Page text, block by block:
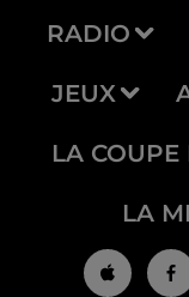
RADIO
JEUX
LA
LA